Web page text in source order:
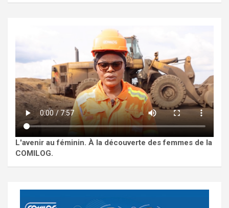
L'avenir au féminin. À la découverte des femmes de la
COMILOG.